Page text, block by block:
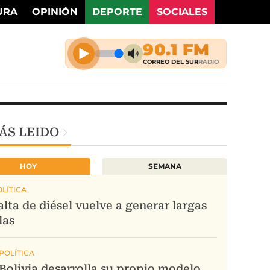
OPINIÓN DEPORTE SOCIALES
LEIDO
HOY SEMANA